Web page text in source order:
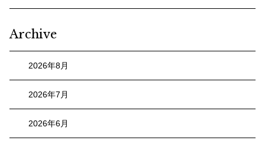
Archive
2026年8月
2026年7月
2026年6月